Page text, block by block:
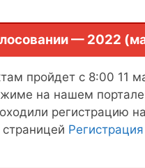
— 2022
пройдет с 8:00 11
на нашем портале
регистрацию
страницей Регистрация